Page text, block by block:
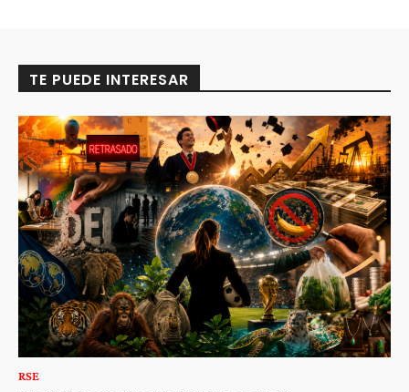
TE PUEDE INTERESAR
RSE